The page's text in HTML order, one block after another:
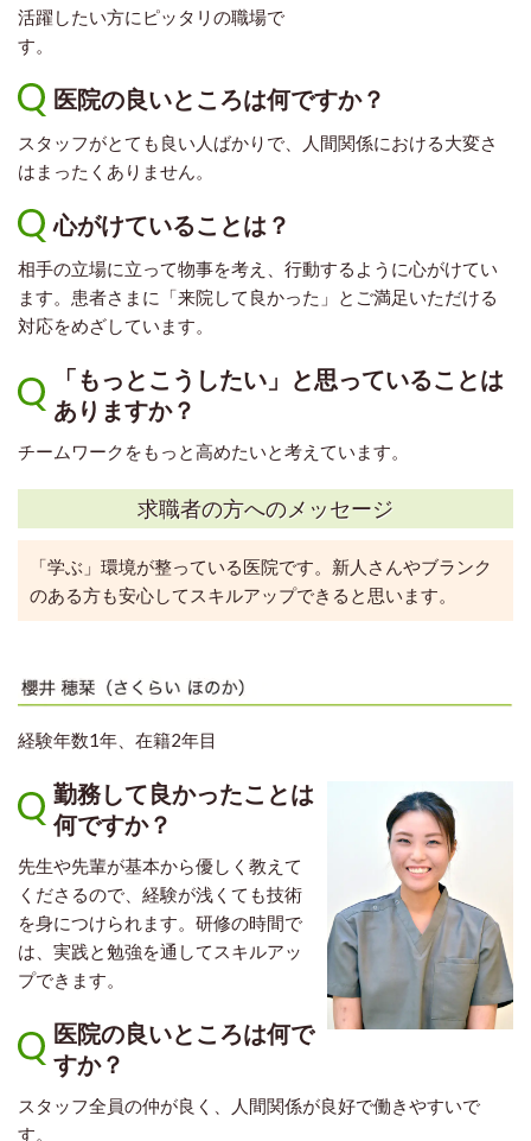
活躍したい方にピッタリの職場で
す。
医院の良いところは何ですか？
スタッフがとても良い人ばかりで、人間関係における大変さ
はまったくありません。
心がけていることは？
相手の立場に立って物事を考え、行動するように心がけてい
ます。患者さまに「来院して良かった」とご満足いただける
対応をめざしています。
「もっとこうしたい」と思っていることは
ありますか？
チームワークをもっと高めたいと考えています。
求職者の方へのメッセージ
「学ぶ」環境が整っている医院です。新人さんやブランク
のある方も安心してスキルアップできると思います。
経験年数1年、在籍2年目
勤務して良かったことは
何ですか？
先生や先輩が基本から優しく教えて
くださるので、経験が浅くても技術
を身につけられます。研修の時間で
は、実践と勉強を通してスキルアッ
プできます。
医院の良いところは何で
すか？
スタッフ全員の仲が良く、人間関係が良好で働きやすいで
す。